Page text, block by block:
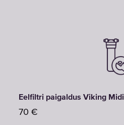
Eelfiltri paigaldus Viking
70 €